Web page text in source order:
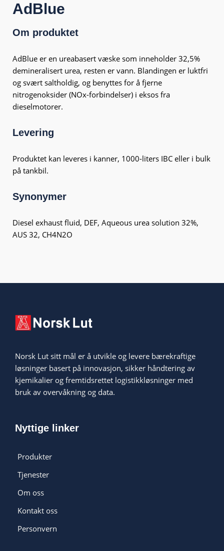
AdBlue
Om produktet
AdBlue er en ureabasert væske som inneholder 32,5%
demineralisert urea, resten er vann. Blandingen er luktfri
og svært saltholdig, og benyttes for å fjerne
nitrogenoksider (NOx-forbindelser) i eksos fra
dieselmotorer.
Levering
Produktet kan leveres i kanner, 1000-liters IBC eller i bulk
på tankbil.
Synonymer
Diesel exhaust fluid, DEF, Aqueous urea solution 32%,
AUS 32, CH4N2O
Norsk Lut sitt mål er å utvikle og levere bærekraftige
løsninger basert på innovasjon, sikker håndtering av
kjemikalier og fremtidsrettet logistikkløsninger med
bruk av overvåkning og data.
Nyttige linker
Produkter
Tjenester
Om oss
Kontakt oss
Personvern